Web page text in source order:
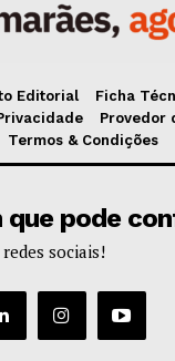
Editorial
Ficha
Provedor
Termos & Condições
pode
sociais!